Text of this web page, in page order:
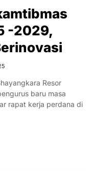
-2029,
Resor
baru masa
rapat kerja perdana di